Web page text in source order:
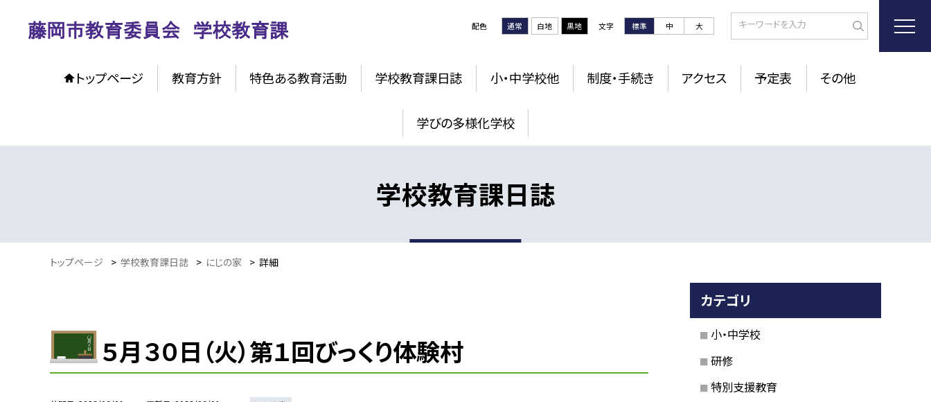
配色 通常 白地 黒地 文字 標準 中 大
トップページ 教育方針 特色ある教育活動 学校教育課日誌 小・中学校他 制度・手続き アクセス 予定表 その他
学びの多様化学校
学校教育課日誌
トップページ > 学校教育課日誌 > にじの家 > 詳細
５月３０日（火）第１回びっくり体験村
カテゴリ
小・中学校
研修
特別支援教育